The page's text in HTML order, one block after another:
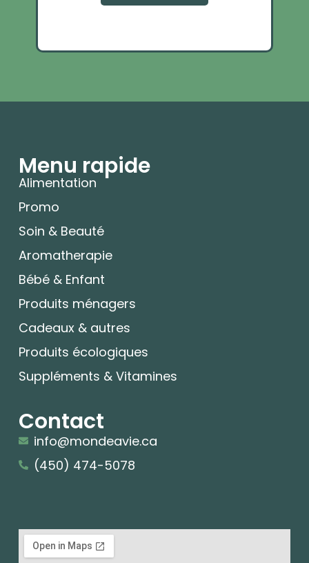
Menu rapide
Alimentation
Promo
Soin & Beauté
Aromatherapie
Bébé & Enfant
Produits ménagers
Cadeaux & autres
Produits écologiques
Suppléments & Vitamines
Contact
info@mondeavie.ca
(450) 474-5078